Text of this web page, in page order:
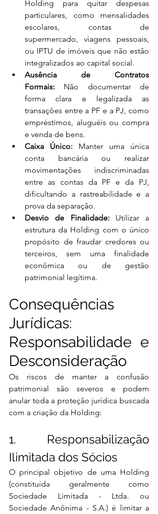
Holding para quitar despesas
particulares, como mensalidades
escolares, contas de
supermercado, viagens pessoais,
ou IPTU de imóveis que não estão
integralizados ao capital social.
Ausência de Contratos
Formais: Não documentar de
forma clara e legalizada as
transações entre a PF e a PJ, como
empréstimos, aluguéis ou compra
e venda de bens.
Caixa Único: Manter uma única
conta bancária ou realizar
movimentações indiscriminadas
entre as contas da PF e da PJ,
dificultando a rastreabilidade e a
prova da separação.
Desvio de Finalidade: Utilizar a
estrutura da Holding com o único
propósito de fraudar credores ou
terceiros, sem uma finalidade
econômica ou de gestão
patrimonial legítima.
Consequências
Jurídicas:
Responsabilidade e
Desconsideração
Os riscos de manter a confusão
patrimonial são severos e podem
anular toda a proteção jurídica buscada
com a criação da Holding:
1. Responsabilização
Ilimitada dos Sócios
O principal objetivo de uma Holding
(constituída geralmente como
Sociedade Limitada - Ltda. ou
Sociedade Anônima - S.A.) é limitar a